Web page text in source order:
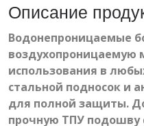
Описание
Водонепроницаемые
воздухопроницаемую
использования в
стальной подносок и
для полной защиты.
прочную ТПУ подошву